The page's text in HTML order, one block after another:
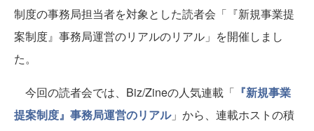
制度の事務局担当者を対象とした読者会「『新規事業提
案制度』事務局運営のリアルのリアル」を開催しまし
た。
今回の読者会では、Biz/Zineの人気連載「 『新規事業
提案制度』事務局運営のリアル」から、連載ホストの積